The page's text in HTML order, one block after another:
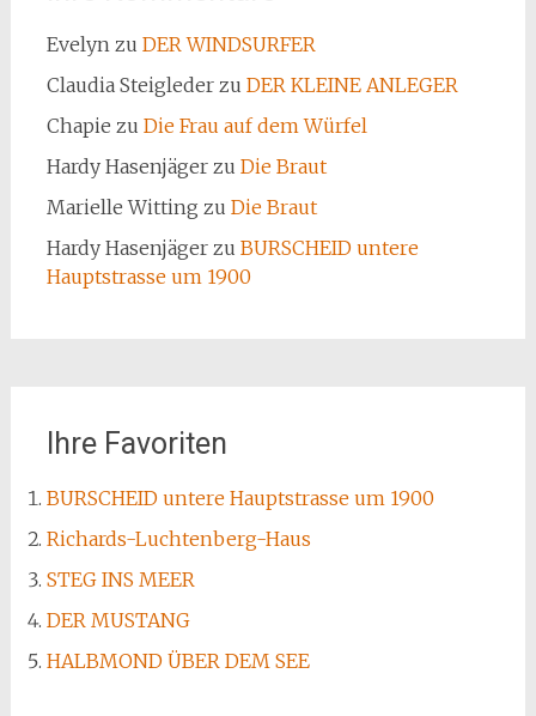
Evelynzu DER WINDSURFER
Claudia Steiglederzu DER KLEINE ANLEGER
Chapie zu Die Frau auf dem Würfel
Hardy Hasenjägerzu Die Braut
Marielle Witting zu Die Braut
Hardy Hasenjägerzu BURSCHEID untere
Hauptstrasse um 1900
Ihre Favoriten
BURSCHEID untere Hauptstrasse um 1900
Richards-Luchtenberg-Haus
STEG INS MEER
DER MUSTANG
HALBMOND ÜBER DEM SEE